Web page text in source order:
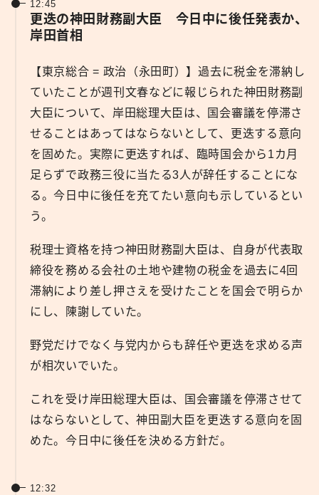
12:45
更迭の神田財務副大臣 今日中に後任発表か、
岸田首相
【東京総合 = 政治（永田町）】過去に税金を滞納し
ていたことが週刊文春などに報じられた神田財務副
大臣について、岸田総理大臣は、国会審議を停滞さ
せることはあってはならないとして、更迭する意向
を固めた。実際に更迭すれば、臨時国会から1カ月
足らずで政務三役に当たる3人が辞任することにな
る。今日中に後任を充てたい意向も示しているとい
う。
税理士資格を持つ神田財務副大臣は、自身が代表取
締役を務める会社の土地や建物の税金を過去に4回
滞納により差し押さえを受けたことを国会で明らか
にし、陳謝していた。
野党だけでなく与党内からも辞任や更迭を求める声
が相次いでいた。
これを受け岸田総理大臣は、国会審議を停滞させて
はならないとして、神田副大臣を更迭する意向を固
めた。今日中に後任を決める方針だ。
12:32